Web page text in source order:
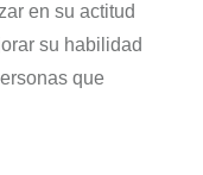
en su actitud
su habilidad
que